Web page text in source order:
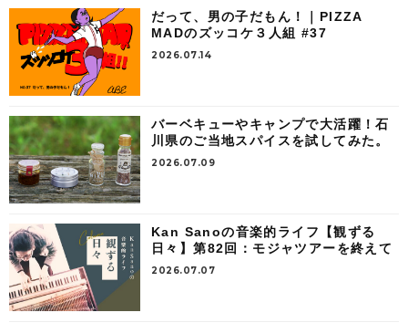
だって、男の子だもん！｜PIZZA
MADのズッコケ３人組 #37
2026.07.14
バーベキューやキャンプで大活躍！石
川県のご当地スパイスを試してみた。
2026.07.09
Kan Sanoの音楽的ライフ【観ずる
日々】第82回：モジャツアーを終えて
2026.07.07